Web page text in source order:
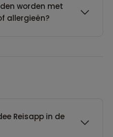
worden met
allergieën?
Reisapp in de